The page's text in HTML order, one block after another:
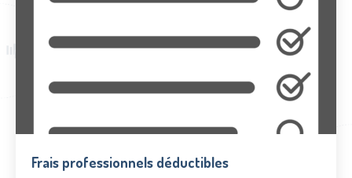
Frais professionnels déductibles